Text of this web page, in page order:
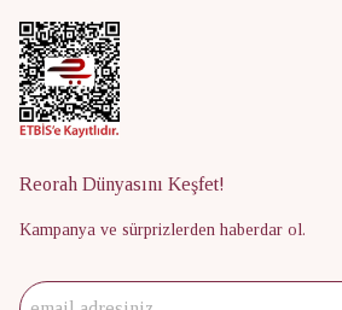
Reorah Dünyasını Keşfet!
Kampanya ve sürprizlerden haberdar ol.